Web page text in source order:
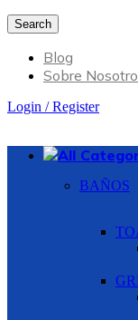
Search
Blog
Sobre
Login / Register
BAÑOS